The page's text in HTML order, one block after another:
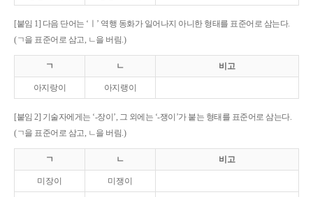
[붙임 1] 다음 단어는 ‘ㅣ’ 역행 동화가 일어나지 아니한 형태를 표준어로 삼는다.
(ㄱ을 표준어로 삼고, ㄴ을 버림.)
ㄱ ㄴ 비고
아지랑이 아지랭이
[붙임 2] 기술자에게는 ‘-장이’, 그 외에는 ‘-쟁이’가 붙는 형태를 표준어로 삼는다.
(ㄱ을 표준어로 삼고, ㄴ을 버림.)
ㄱ ㄴ 비고
미장이 미쟁이